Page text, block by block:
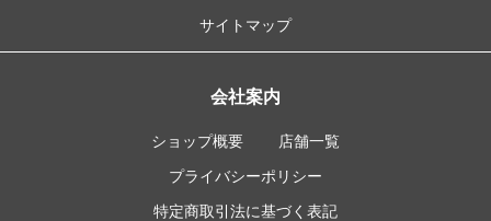
サイトマップ
会社案内
ショップ概要
店舗一覧
プライバシーポリシー
特定商取引法に基づく表記